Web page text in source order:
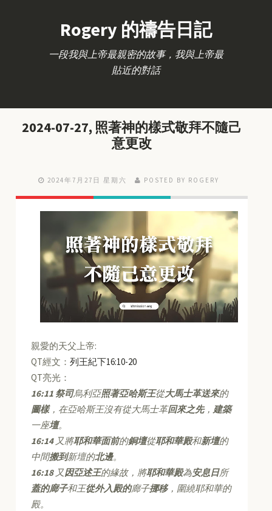
Rogery 的禱告日記
一段我與上帝最親密的故事，我與上帝最
貼近的對話
2024-07-27, 照著神的樣式敬拜不隨己
意更改
2024年7月27日 星期六 POSTED BY ROGERY
親愛的天父上帝:
QT經文：列王紀下16:10-20
QT亮光：
16:11 祭司烏利亞照著亞哈斯王從大馬士革送來的
圖樣，在亞哈斯王沒有從大馬士革回來之先， 建築
一座壇。
16:14又將耶和華面前的銅壇從耶和華殿和新壇的
中間搬到新壇的北邊。
16:18又因亞述王的緣故，將耶和華殿為安息日所
蓋的廊子和王從外入殿的廊子挪移，圍繞耶和華的
殿。